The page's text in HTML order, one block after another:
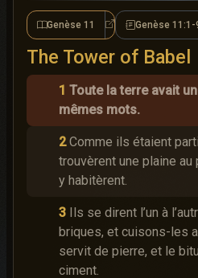
Genèse 11 Genèse 11Genèse 11:1-
The Tower of Babel
1 Toute la terre avait
mêmes mots.
2 Comme ils étaient
trouvèrent une plaine au
y habitèrent.
3 Ils se dirent l’un à
briques, et cuisons-les
servit de pierre, et le
ciment.